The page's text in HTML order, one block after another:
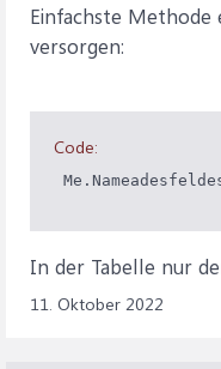
Einfachste Methode
versorgen:
Code:
In der Tabelle nur
11. Oktober 2022